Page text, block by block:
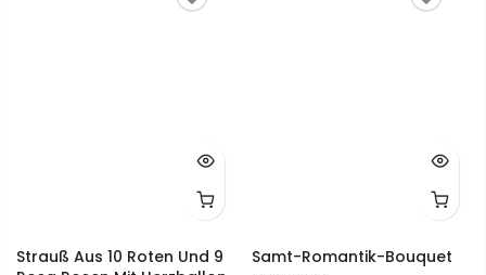
Strauß Aus 10 Roten Und 9
Samt-Romantik-Bouquet